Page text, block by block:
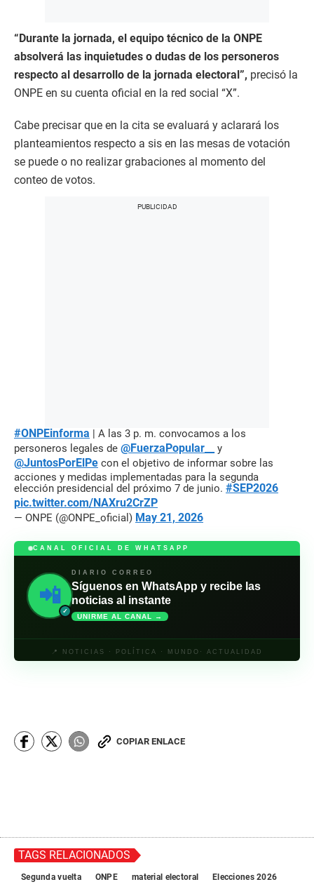
“Durante la jornada, el equipo técnico de la ONPE
absolverá las inquietudes o dudas de los personeros
respecto al desarrollo de la jornada electoral”, precisó la
ONPE en su cuenta oficial en la red social “X”.
Cabe precisar que en la cita se evaluará y aclarará los
planteamientos respecto a sis en las mesas de votación
se puede o no realizar grabaciones al momento del
conteo de votos.
#ONPEinforma | A las 3 p. m. convocamos a los
personeros legales de @FuerzaPopular__ y
@JuntosPorElPe con el objetivo de informar sobre las
acciones y medidas implementadas para la segunda
elección presidencial del próximo 7 de junio. #SEP2026
pic.twitter.com/NAXru2CrZP
— ONPE (@ONPE_oficial) May 21, 2026
CANAL OFICIAL DE WHATSAPP
📲
✓
DIARIO CORREO
Síguenos en WhatsApp y recibe las
noticias al instante
UNIRME AL CANAL →
📍 NOTICIAS · POLÍTICA · MUNDO· ACTUALIDAD
COPIAR ENLACE
TAGS RELACIONADOS
Segunda vuelta ONPE material electoral Elecciones 2026